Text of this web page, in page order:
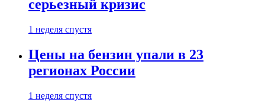
серьезный кризис
1 неделя спустя
Цены на бензин упали в 23
регионах России
1 неделя спустя